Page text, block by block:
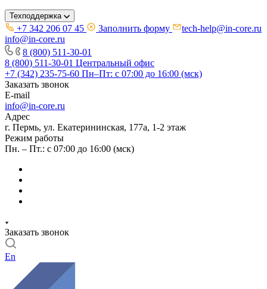
Техподдержка
+7 342 206 07 45 Заполнить форму
tech-help@in-core.ru
info@in-core.ru
8 (800) 511-30-01
8 (800) 511-30-01 Центральный офис
+7 (342) 235-75-60 Пн–Пт: с 07:00 до 16:00 (мск)
Заказать звонок
E-mail
info@in-core.ru
Адрес
г. Пермь, ул. ​Екатерининская, 177а, ​1-2 этаж
Режим работы
Пн. – Пт.: с 07:00 до 16:00 (мск)
Заказать звонок
En